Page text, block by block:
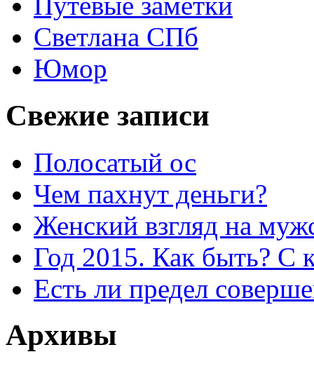
Светлана СПб
Юмор
Свежие записи
Полосатый ос
Чем пахнут деньги?
Женский взгляд на
Год 2015. Как быть? С
Есть ли предел
Архивы